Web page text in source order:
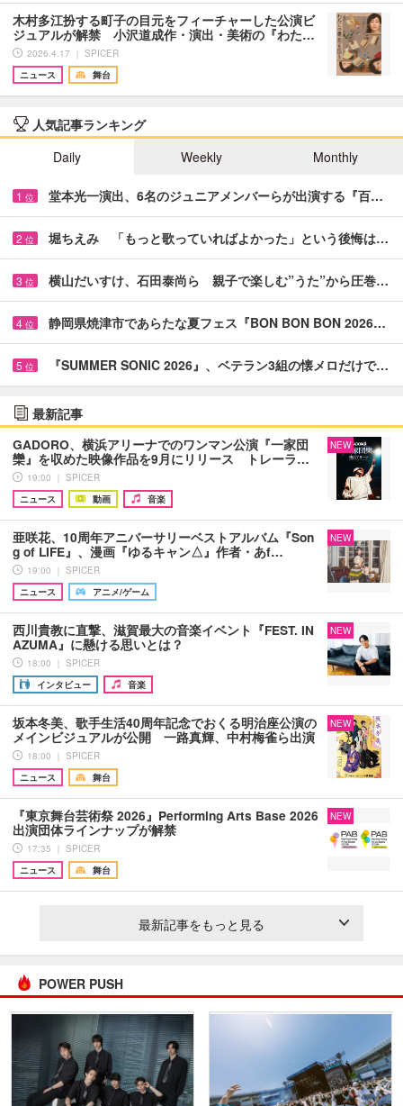
木村多江扮する町子の目元をフィーチャーした公演ビ
ジュアルが解禁 小沢道成作・演出・美術の『わた…
2026.4.17 ｜ SPICER
ニュース
舞台
人気記事ランキング
Daily
Weekly Monthly
1 位 堂本光一演出、6名のジュニアメンバーらが出演する『百…
2 位 堀ちえみ 「もっと歌っていればよかった」という後悔は…
3 位 横山だいすけ、石田泰尚ら 親子で楽しむ”うた”から圧巻…
4 位 静岡県焼津市であらたな夏フェス『BON BON BON 2026…
5 位 『SUMMER SONIC 2026』、ベテラン3組の懐メロだけで…
最新記事
GADORO、横浜アリーナでのワンマン公演『一家団
欒』を収めた映像作品を9月にリリース トレーラ…
19:00 ｜ SPICER
ニュース
動画 音楽
NEW
亜咲花、10周年アニバーサリーベストアルバム『Son
g of LIFE』、漫画『ゆるキャン△』作者・あf…
19:00 ｜ SPICER
ニュース
アニメ/ゲーム
NEW
西川貴教に直撃、滋賀最大の音楽イベント『FEST. IN
AZUMA』に懸ける思いとは？
18:00 ｜ SPICER
インタビュー
音楽
NEW
坂本冬美、歌手生活40周年記念でおくる明治座公演の
メインビジュアルが公開 一路真輝、中村梅雀ら出演
18:00 ｜ SPICER
ニュース
舞台
NEW
『東京舞台芸術祭 2026』Performing Arts Base 2026
出演団体ラインナップが解禁
17:35 ｜ SPICER
ニュース
舞台
NEW
最新記事をもっと見る
POWER PUSH